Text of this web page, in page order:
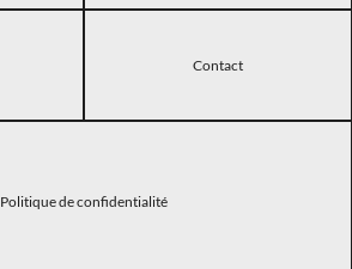
Contact
Politique de confidentialité